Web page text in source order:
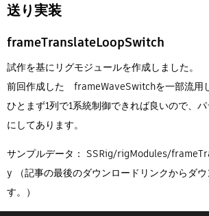
送り実装
frameTranslateLoopSwitch
試作を基にリグモジュールを作成しました。
前回作成した frameWaveSwitchを一部流用
ひとまず1列で1系統制御できれば良いので、
にしてあります。
サンプルデータ： SSRig/rigModules/
y （記事の最後のダウンロードリンクからダウ
す。）